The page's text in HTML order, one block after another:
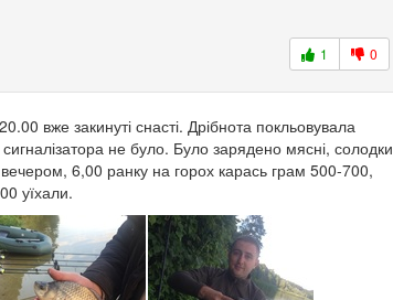
1 0
вже закинуті снасті. Дрібнота покльовувала
сигналізатора не було. Було зарядено мясні, солодки
6,00 ранку на горох карась грам 500-700,
уїхали.